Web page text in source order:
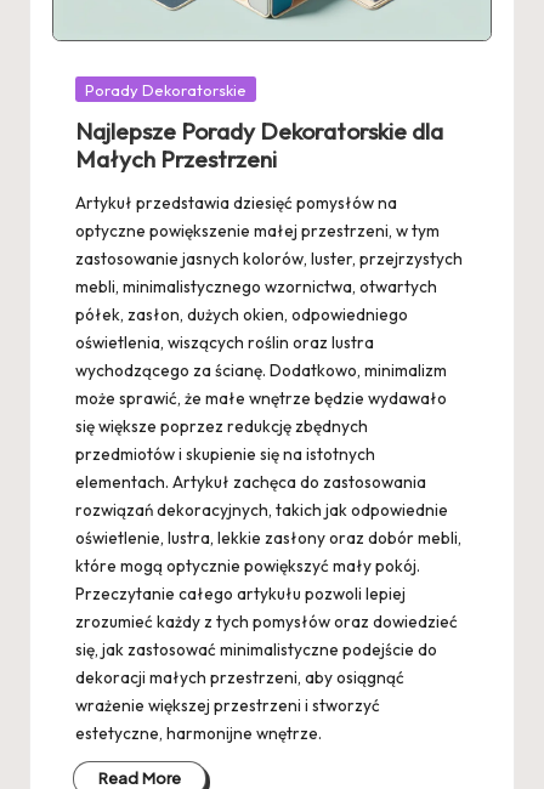
Posted
Porady Dekoratorskie
Najlepsze Porady Dekoratorskie dla
Małych Przestrzeni
Artykuł przedstawia dziesięć pomysłów na
optyczne powiększenie małej przestrzeni, w tym
zastosowanie jasnych kolorów, luster, przejrzystych
mebli, minimalistycznego wzornictwa, otwartych
półek, zasłon, dużych okien, odpowiedniego
oświetlenia, wiszących roślin oraz lustra
wychodzącego za ścianę. Dodatkowo, minimalizm
może sprawić, że małe wnętrze będzie wydawało
się większe poprzez redukcję zbędnych
przedmiotów i skupienie się na istotnych
elementach. Artykuł zachęca do zastosowania
rozwiązań dekoracyjnych, takich jak odpowiednie
oświetlenie, lustra, lekkie zasłony oraz dobór mebli,
które mogą optycznie powiększyć mały pokój.
Przeczytanie całego artykułu pozwoli lepiej
zrozumieć każdy z tych pomysłów oraz dowiedzieć
się, jak zastosować minimalistyczne podejście do
dekoracji małych przestrzeni, aby osiągnąć
wrażenie większej przestrzeni i stworzyć
estetyczne, harmonijne wnętrze.
Read More